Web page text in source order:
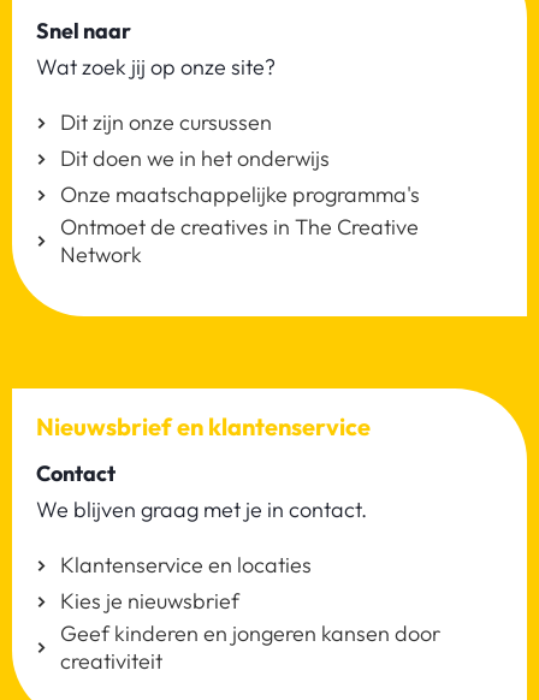
Snel naar
Wat zoek jij op onze site?
Dit zijn onze cursussen
Dit doen we in het onderwijs
Onze maatschappelijke programma's
Ontmoet de creatives in The Creative
Network
Nieuwsbrief en klantenservice
Contact
We blijven graag met je in contact.
Klantenservice en locaties
Kies je nieuwsbrief
Geef kinderen en jongeren kansen door
creativiteit